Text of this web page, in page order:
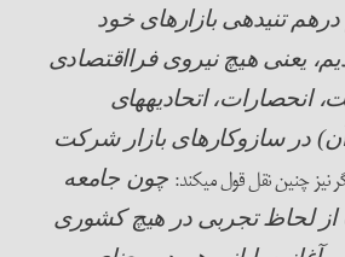
درهم تنیده­ی بازارهای خود
یعنی هیچ نیروی فرااقتصادی
انحصارات، اتحادیه­های
در سازوکارهای بازار شرکت
نیز چنین نقل قول می­کند: چون جامعه
از لحاظ تجربی در هیچ کشوری